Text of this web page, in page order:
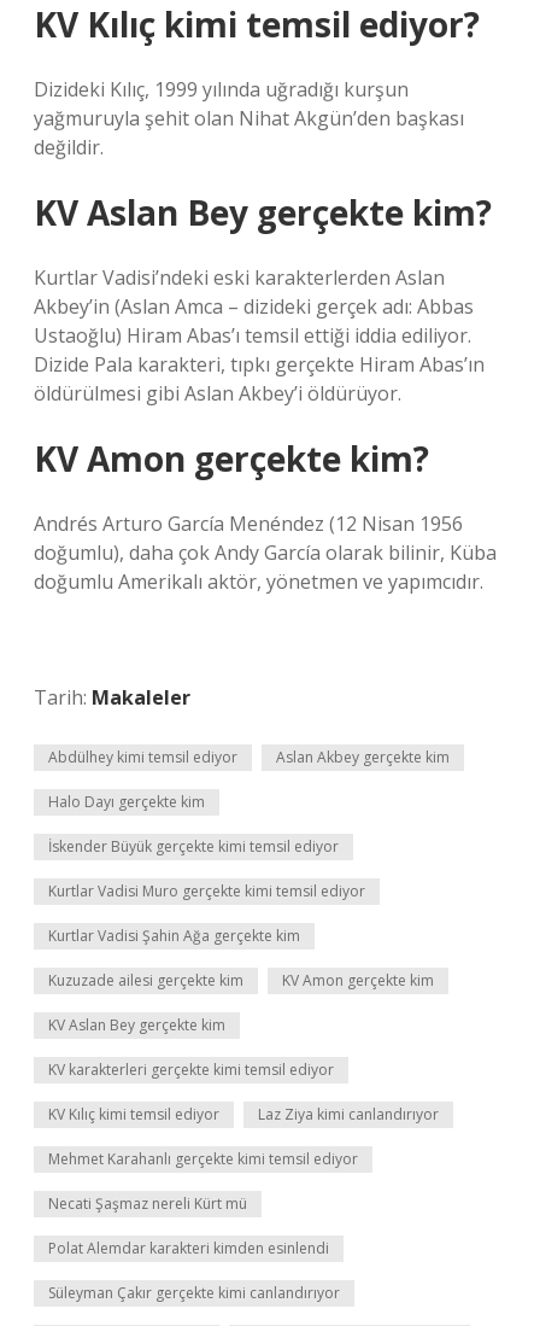
KV Kılıç kimi temsil ediyor?
Dizideki Kılıç, 1999 yılında uğradığı kurşun
yağmuruyla şehit olan Nihat Akgün’den başkası
değildir.
KV Aslan Bey gerçekte kim?
Kurtlar Vadisi’ndeki eski karakterlerden Aslan
Akbey’in (Aslan Amca – dizideki gerçek adı: Abbas
Ustaoğlu) Hiram Abas’ı temsil ettiği iddia ediliyor.
Dizide Pala karakteri, tıpkı gerçekte Hiram Abas’ın
öldürülmesi gibi Aslan Akbey’i öldürüyor.
KV Amon gerçekte kim?
Andrés Arturo García Menéndez (12 Nisan 1956
doğumlu), daha çok Andy García olarak bilinir, Küba
doğumlu Amerikalı aktör, yönetmen ve yapımcıdır.
Tarih: Makaleler
Abdülhey kimi temsil ediyor Aslan Akbey gerçekte kim
Halo Dayı gerçekte kim
İskender Büyük gerçekte kimi temsil ediyor
Kurtlar Vadisi Muro gerçekte kimi temsil ediyor
Kurtlar Vadisi Şahin Ağa gerçekte kim
Kuzuzade ailesi gerçekte kim KV Amon gerçekte kim
KV Aslan Bey gerçekte kim
KV karakterleri gerçekte kimi temsil ediyor
KV Kılıç kimi temsil ediyor Laz Ziya kimi canlandırıyor
Mehmet Karahanlı gerçekte kimi temsil ediyor
Necati Şaşmaz nereli Kürt mü
Polat Alemdar karakteri kimden esinlendi
Süleyman Çakır gerçekte kimi canlandırıyor